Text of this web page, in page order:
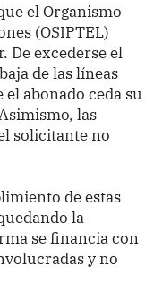
el Organismo
(OSIPTEL)
De excederse el
de las líneas
abonado ceda su
las
solicitante no
de estas
la
se financia con
y no